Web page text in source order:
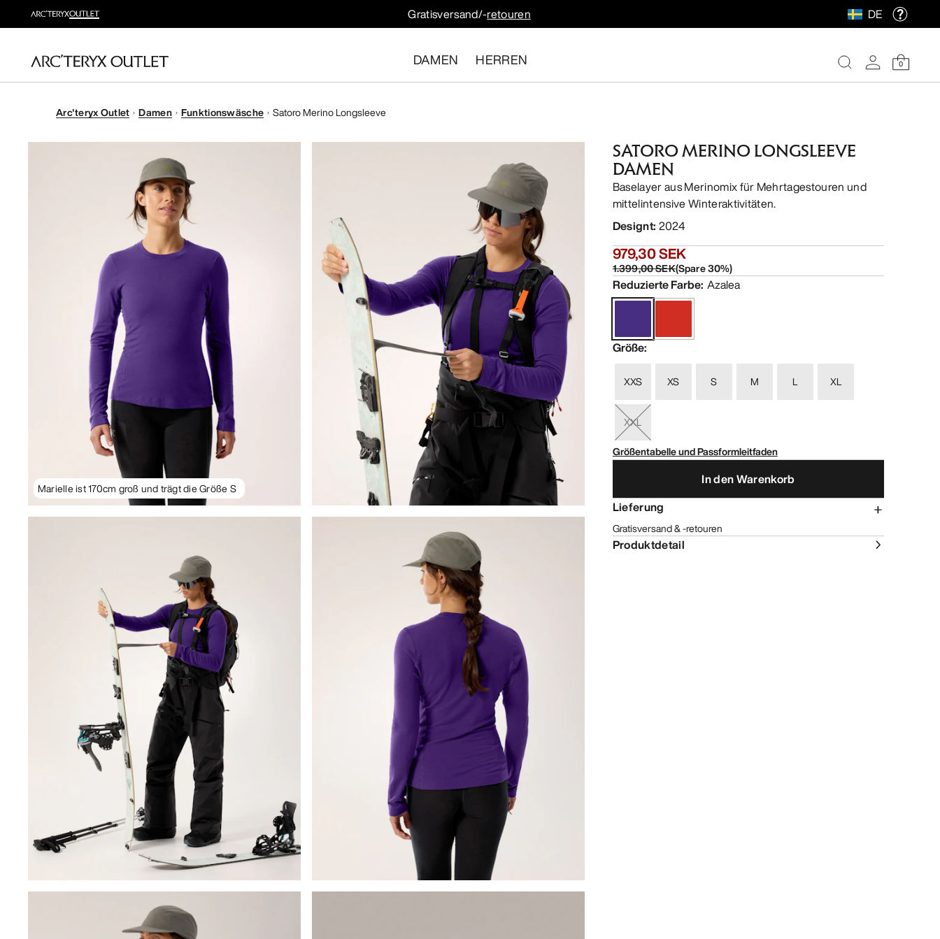
Gratisversand/-retouren DE
DAMEN HERREN 0
Arc'teryx Outlet Damen Funktionswäsche Satoro Merino Longsleeve
Marielle ist 170cm groß und trägt die Größe S
SATORO MERINO LONGSLEEVE
DAMEN
Baselayer aus Merinomix für Mehrtagestouren und
mittelintensive Winteraktivitäten.
Designt: 2024
979,30 SEK
1.399,00 SEK(Spare30%)
Reduzierte Farbe: Azalea
Größe:
XXS XS S M L XL
XXL
Größentabelle und Passformleitfaden
In den Warenkorb
Lieferung
Gratisversand & -retouren
Produktdetail